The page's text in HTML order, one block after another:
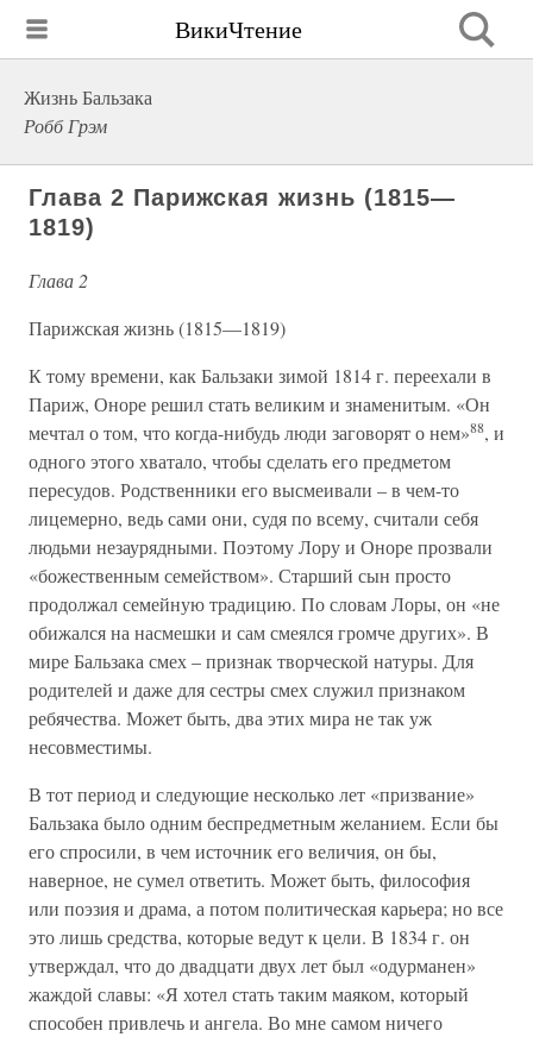
ВикиЧтение
Жизнь Бальзака
Робб Грэм
Глава 2 Парижская жизнь (1815—
1819)
Глава 2
Парижская жизнь (1815—1819)
К тому времени, как Бальзаки зимой 1814 г. переехали в
Париж, Оноре решил стать великим и знаменитым. «Он
мечтал о том, что когда-нибудь люди заговорят о нем»88, и
одного этого хватало, чтобы сделать его предметом
пересудов. Родственники его высмеивали – в чем-то
лицемерно, ведь сами они, судя по всему, считали себя
людьми незаурядными. Поэтому Лору и Оноре прозвали
«божественным семейством». Старший сын просто
продолжал семейную традицию. По словам Лоры, он «не
обижался на насмешки и сам смеялся громче других». В
мире Бальзака смех – признак творческой натуры. Для
родителей и даже для сестры смех служил признаком
ребячества. Может быть, два этих мира не так уж
несовместимы.
В тот период и следующие несколько лет «призвание»
Бальзака было одним беспредметным желанием. Если бы
его спросили, в чем источник его величия, он бы,
наверное, не сумел ответить. Может быть, философия
или поэзия и драма, а потом политическая карьера; но все
это лишь средства, которые ведут к цели. В 1834 г. он
утверждал, что до двадцати двух лет был «одурманен»
жаждой славы: «Я хотел стать таким маяком, который
способен привлечь и ангела. Во мне самом ничего